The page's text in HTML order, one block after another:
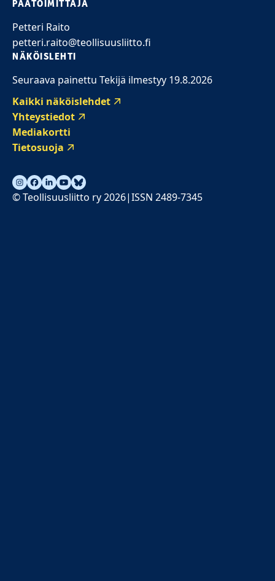
PÄÄTOIMITTAJA
Petteri Raito
petteri.raito@teollisuusliitto.fi
NÄKÖISLEHTI
Seuraava painettu Tekijä ilmestyy 19.8.2026
Kaikki näköislehdet
Yhteystiedot
Mediakortti
Tietosuoja
© Teollisuusliitto ry 2026|ISSN 2489-7345